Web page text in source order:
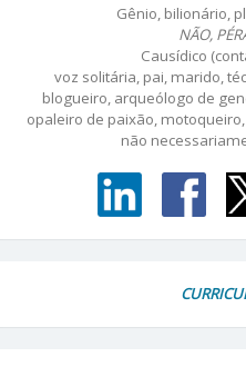
Gênio, bilionário,
NÃO,
Causídico
voz solitária, pai, marido,
blogueiro, arqueólogo de
opaleiro de paixão,
não